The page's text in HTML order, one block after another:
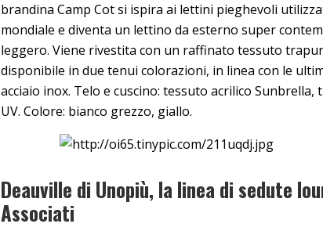
brandina Camp Cot si ispira ai lettini pieghevoli
mondiale e diventa un lettino da esterno super
leggero. Viene rivestita con un raffinato tessuto
disponibile in due tenui colorazioni, in linea con le
acciaio inox. Telo e cuscino: tessuto acrilico
UV. Colore: bianco grezzo, giallo.
Deauville di Unopiù, la linea di sedute
Associati